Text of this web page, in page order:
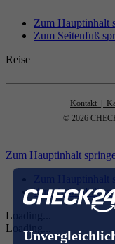
Zum Hauptinhalt
Zum Seitenfuß
Reise
Kontakt |
© 2026
Zum Hauptinhalt
Zum Hauptinhalt
Zum Seitenfuß
Loading...
Loading...